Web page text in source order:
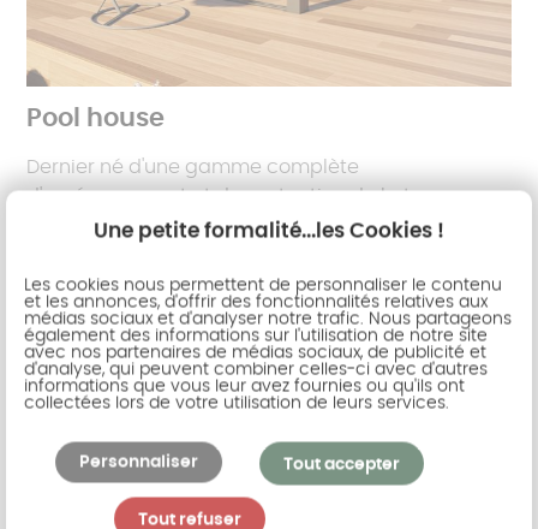
Pool house
Dernier né d'une gamme complète
d'aménagement et de protection de la terrasse,
voici le pool house. Véritable structure en
maison, c'est la solution pratique pour abriter la
cuisine d'été, le barbecue, le local piscine, la salle
de détente. Mixant différents matériaux tels que
l'aluminium ou le bois, vous apprécierez son
charme moderne et naturel.
Une petite formalité...les Cookies !
Les cookies nous permettent de personnaliser le contenu
et les annonces, d'offrir des fonctionnalités relatives aux
médias sociaux et d'analyser notre trafic. Nous partageons
également des informations sur l'utilisation de notre site
avec nos partenaires de médias sociaux, de publicité et
d'analyse, qui peuvent combiner celles-ci avec d'autres
informations que vous leur avez fournies ou qu'ils ont
collectées lors de votre utilisation de leurs services.
Tout accepter
Tout refuser
Personnaliser